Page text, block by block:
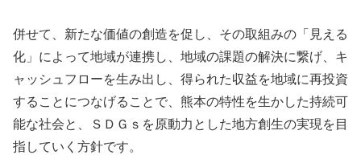
併せて、新たな価値の創造を促し、その取組みの「見える
化」によって地域が連携し、地域の課題の解決に繋げ、キ
ャッシュフローを生み出し、得られた収益を地域に再投資
することにつなげることで、熊本の特性を生かした持続可
能な社会と、ＳＤＧｓを原動力とした地方創生の実現を目
指していく方針です。